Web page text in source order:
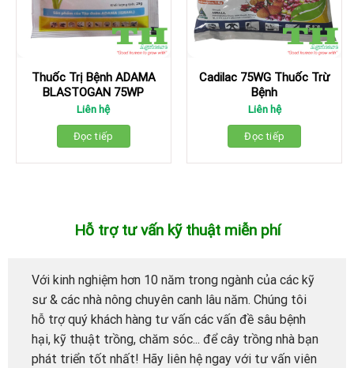
Thuốc Trị Bệnh ADAMA
BLASTOGAN 75WP
Liên hệ
Đọc tiếp
Cadilac 75WG Thuốc Trừ
Bệnh
Liên hệ
Đọc tiếp
Hỗ trợ tư vấn kỹ thuật miễn phí
Với kinh nghiệm hơn 10 năm trong ngành của các kỹ
sư & các nhà nông chuyên canh lâu năm. Chúng tôi
hỗ trợ quý khách hàng tư vấn các vấn đề sâu bệnh
hại, kỹ thuật trồng, chăm sóc... để cây trồng nhà bạn
phát triển tốt nhất! Hãy liên hệ ngay với tư vấn viên